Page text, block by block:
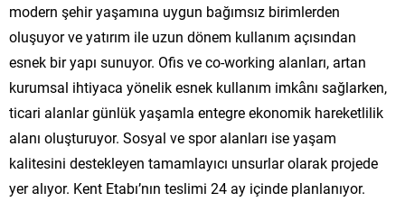
modern şehir yaşamına uygun bağımsız birimlerden
oluşuyor ve yatırım ile uzun dönem kullanım açısından
esnek bir yapı sunuyor. Ofis ve co-working alanları, artan
kurumsal ihtiyaca yönelik esnek kullanım imkânı sağlarken,
ticari alanlar günlük yaşamla entegre ekonomik hareketlilik
alanı oluşturuyor. Sosyal ve spor alanları ise yaşam
kalitesini destekleyen tamamlayıcı unsurlar olarak projede
yer alıyor. Kent Etabı’nın teslimi 24 ay içinde planlanıyor.